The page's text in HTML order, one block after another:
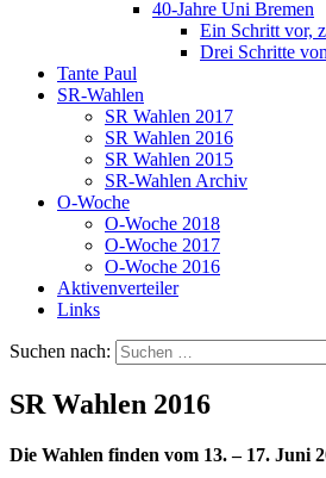
40-Jahre Uni Bremen
Ein Schritt vor,
Drei Schritte
Tante Paul
SR-Wahlen
SR Wahlen 2017
SR Wahlen 2016
SR Wahlen 2015
SR-Wahlen Archiv
O-Woche
O-Woche 2018
O-Woche 2017
O-Woche 2016
Aktivenverteiler
Links
Suchen nach:
SR Wahlen 2016
Die Wahlen finden vom 13. – 17. Juni